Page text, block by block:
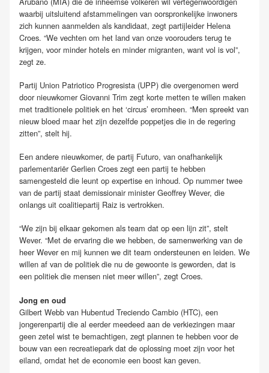
waarbij uitsluitend afstammelingen van oorspronkelijke inwoners
zich kunnen aanmelden als kandidaat, zegt partijleider Helena
Croes. “We vechten om het land van onze voorouders terug te
krijgen, voor minder hotels en minder migranten, want vol is vol”,
zegt ze.
Partij Union Patriotico Progresista (UPP) die overgenomen werd
door nieuwkomer Giovanni Trim zegt korte metten te willen maken
met traditionele politiek en het ‘circus’ eromheen. “Men spreekt van
nieuw bloed maar het zijn dezelfde poppetjes die in de regering
zitten”, stelt hij.
Een andere nieuwkomer, de partij Futuro, van onafhankelijk
parlementariër Gerlien Croes zegt een partij te hebben
samengesteld die leunt op expertise en inhoud. Op nummer twee
van de partij staat demissionair minister Geoffrey Wever, die
onlangs uit coalitiepartij Raiz is vertrokken.
“We zijn bij elkaar gekomen als team dat op een lijn zit”, stelt
Wever. “Met de ervaring die we hebben, de samenwerking van de
heer Wever en mij kunnen we dit team ondersteunen en leiden. We
willen af van de politiek die nu de gewoonte is geworden, dat is
een politiek die mensen niet meer willen”, zegt Croes.
Jong en oud
Gilbert Webb van Hubentud Treciendo Cambio (HTC), een
jongerenpartij die al eerder meedeed aan de verkiezingen maar
geen zetel wist te bemachtigen, zegt plannen te hebben voor de
bouw van een recreatiepark dat de oplossing moet zijn voor het
eiland, omdat het de economie een boost kan geven.